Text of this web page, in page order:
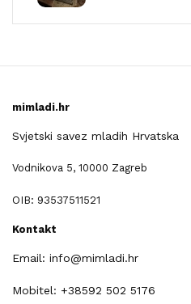
mimladi.hr
Svjetski savez mladih Hrvatska
Vodnikova 5, 10000 Zagreb
OIB: 93537511521
Kontakt
Email: info@mimladi.hr
Mobitel: +38592 502 5176